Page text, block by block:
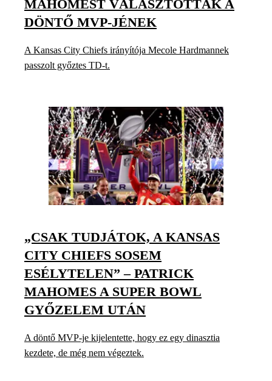
MAHOMEST VÁLASZTOTTÁK A
DÖNTŐ MVP-JÉNEK
A Kansas City Chiefs irányítója Mecole Hardmannek
passzolt győztes TD-t.
„CSAK TUDJÁTOK, A KANSAS
CITY CHIEFS SOSEM
ESÉLYTELEN” – PATRICK
MAHOMES A SUPER BOWL
GYŐZELEM UTÁN
A döntő MVP-je kijelentette, hogy ez egy dinasztia
kezdete, de még nem végeztek.